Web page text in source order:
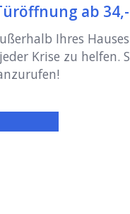
ab
Ihres
Krise zu helfen.